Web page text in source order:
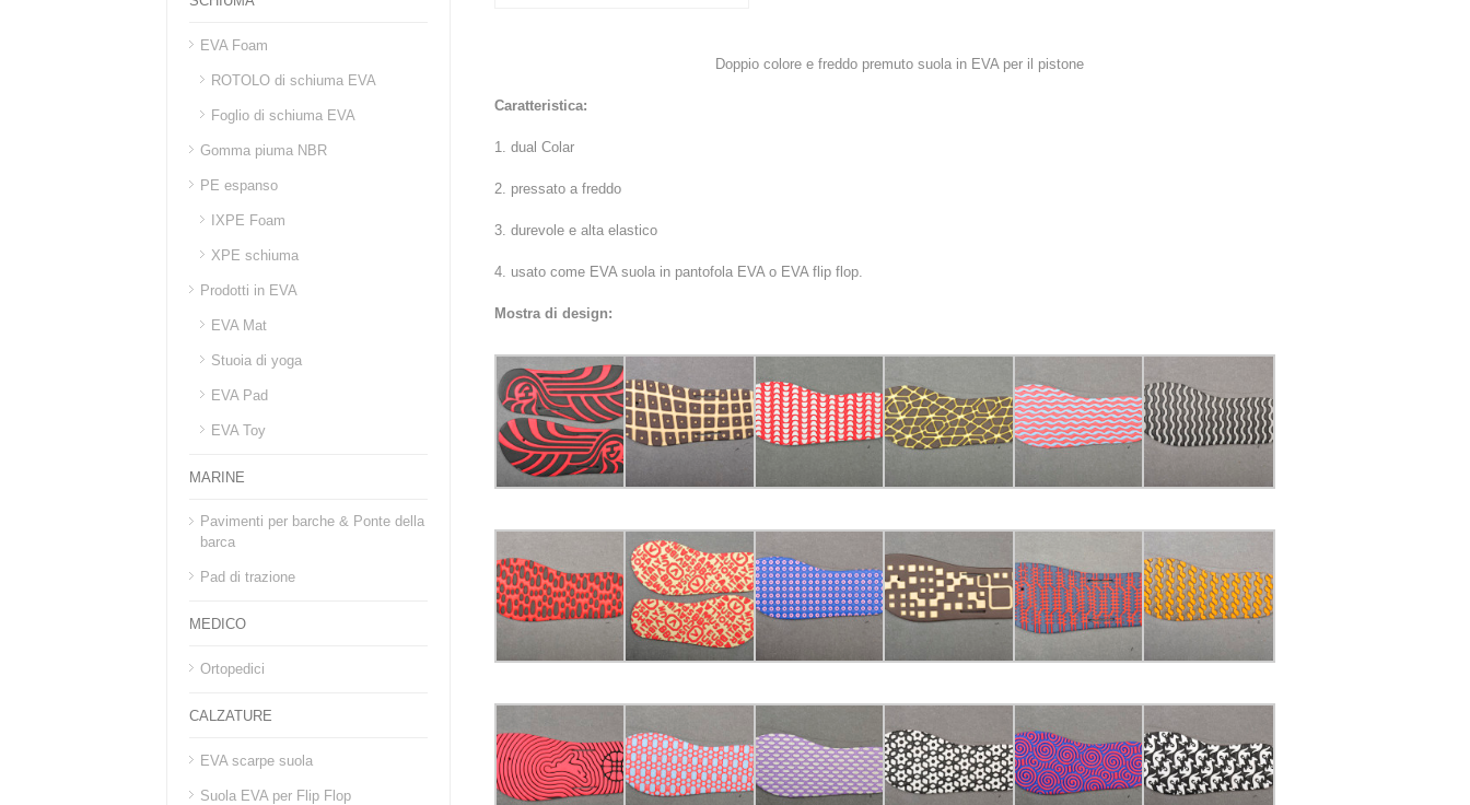
Doppio colore e freddo premuto suola in EVA per il pistone
Caratteristica:
1. dual Colar
2. pressato a freddo
3. durevole e alta elastico
4. usato come EVA suola in pantofola EVA o EVA flip flop.
Mostra di design:
EVA Foam
ROTOLO di schiuma EVA
Foglio di schiuma EVA
Gomma piuma NBR
PE espanso
IXPE Foam
XPE schiuma
Prodotti in EVA
EVA Mat
Stuoia di yoga
EVA Pad
EVA Toy
MARINE
Pavimenti per barche & Ponte della
barca
Pad di trazione
MEDICO
Ortopedici
CALZATURE
EVA scarpe suola
Suola EVA per Flip Flop